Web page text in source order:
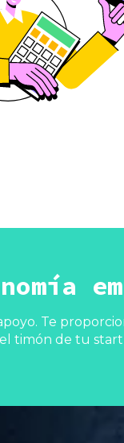
Te
timón de tu